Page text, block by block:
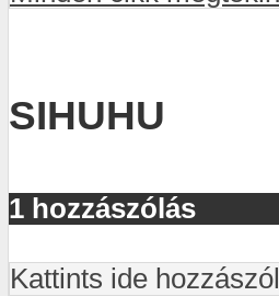
SIHUHU
1 hozzászólás
Kattints ide